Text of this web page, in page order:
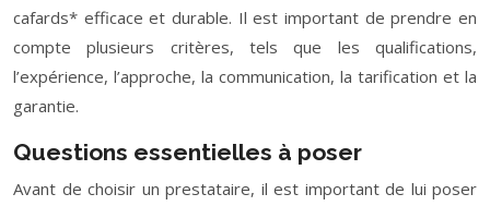
cafards* efficace et durable. Il est important de prendre en
compte plusieurs critères, tels que les qualifications,
l’expérience, l’approche, la communication, la tarification et la
garantie.
Questions essentielles à poser
Avant de choisir un prestataire, il est important de lui poser